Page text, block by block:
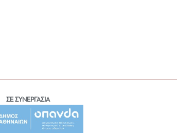
ΣΕ ΣΥΝΕΡΓΑΣΙΑ